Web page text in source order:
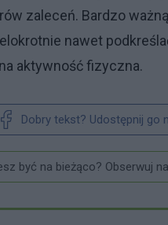
zaleceń. Bardzo
nawet
aktywność fizyczna.
Dobry tekst? Udostępnij go
być na bieżąco? Obserwuj